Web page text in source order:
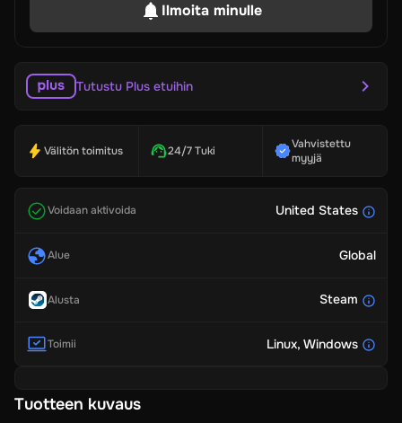
Ilmoita minulle
Tutustu Plus etuihin
Välitön toimitus 24/7 Tuki
Vahvistettu
myyjä
Voidaan aktivoida United States
Alue Global
Alusta Steam
Toimii Linux, Windows
Tuotteen kuvaus